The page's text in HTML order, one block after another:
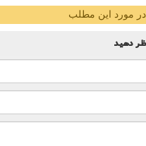
در مورد این مطلب
دهید